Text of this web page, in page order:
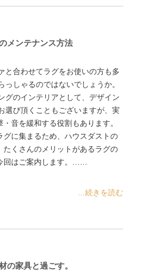
メンテナンス方法
と合わせてラグをお使いの方も多
っしゃるのではないでしょうか。
グのインテリアとして、デザイン
選び頂くこともございますが、実
音を緩和する役割もあります。
グに集まるため、ハウスダストの
たくさんのメリットがあるラグの
回はご案内します。……
...続きを読む
の家具と過ごす。